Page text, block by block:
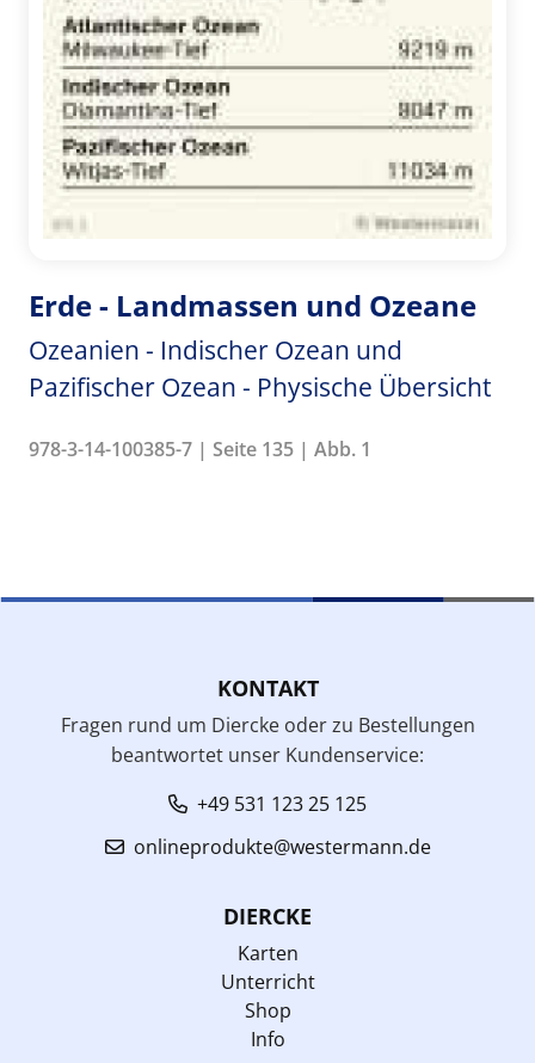
Erde - Landmassen und Ozeane
Ozeanien - Indischer Ozean und
Pazifischer Ozean - Physische Übersicht
978-3-14-100385-7 | Seite 135 | Abb. 1
KONTAKT
Fragen rund um Diercke oder zu Bestellungen
beantwortet unser Kundenservice:
+49 531 123 25 125
onlineprodukte@westermann.de
DIERCKE
Karten
Unterricht
Shop
Info